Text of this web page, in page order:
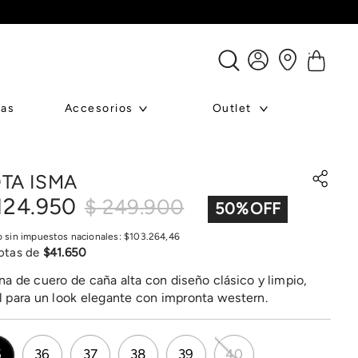
Accesorios Outlet
ISMA
.950 $249.900 50%
sin impuestos nacionales: $103 264,46
de $41.650
de cuero de caña alta con diseño clásico y limpio,
para un look elegante con impronta western.
36 37 38 39 40